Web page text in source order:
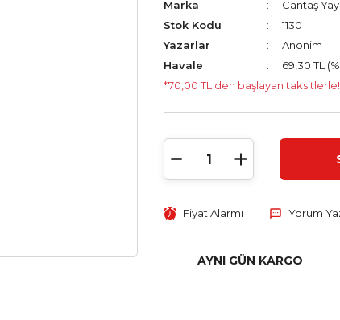
Marka
Cantaş
Stok Kodu
1130
Yazarlar
Anonim
Havale
69,30 TL
*70,00 TL den başlayan taksitlerle!
Fiyat Alarmı Yorum
AYNI GÜN KARGO